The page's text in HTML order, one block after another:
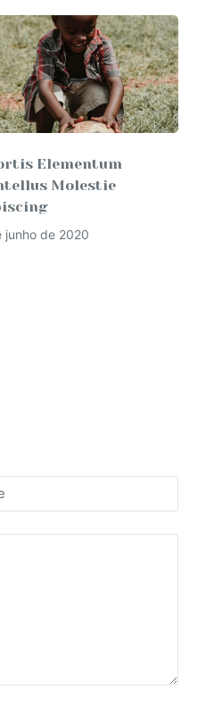
Elementum
Molestie
junho de 2020